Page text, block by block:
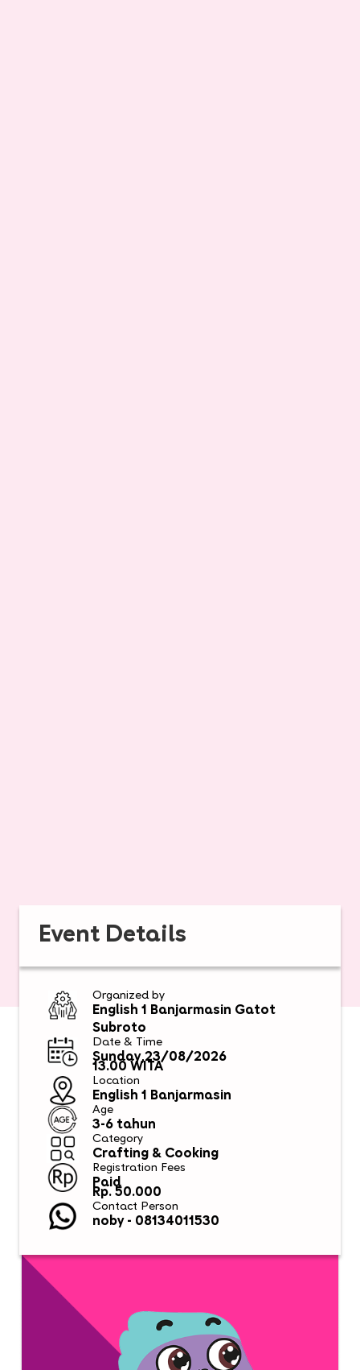
Event Details
Organized by
English 1 Banjarmasin Gatot
Subroto
Date & Time
Sunday,23/08/2026
13.00 WITA
Location
English 1 Banjarmasin
Age
3-6 tahun
Category
Crafting & Cooking
Registration Fees
Paid
Rp. 50.000
Contact Person
noby - 08134011530